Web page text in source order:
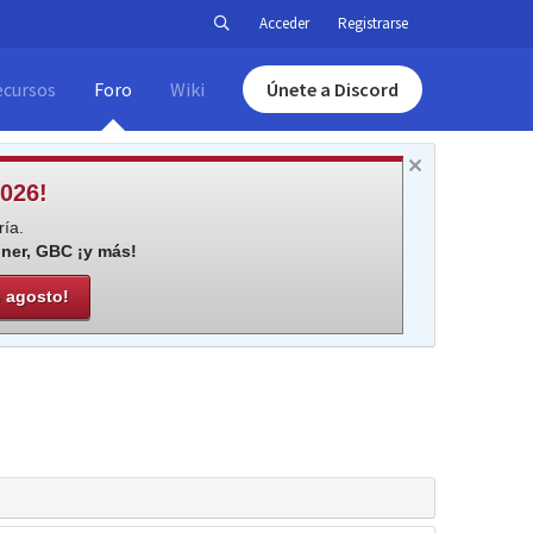
Acceder Registrarse
Foro Wiki Únete a Discord
GBC ¡y más!
agosto!